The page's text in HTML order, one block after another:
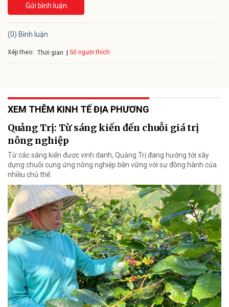
Gửi bình luận
(0) Bình luận
Xếp theo: Thời gian Số người thích
XEM THÊM KINH TẾ ĐỊA PHƯƠNG
Quảng Trị: Từ sáng kiến đến chuỗi giá trị
nông nghiệp
Từ các sáng kiến được vinh danh, Quảng Trị đang hướng tới xây
dựng chuỗi cung ứng nông nghiệp bền vững với sự đồng hành của
nhiều chủ thể.